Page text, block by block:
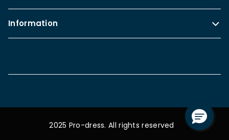
Information
2025 Pro-dress. All rights reserved